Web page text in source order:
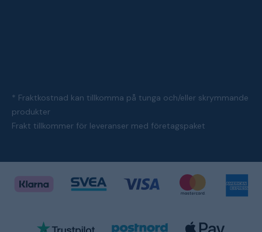
* Fraktkostnad kan tillkomma på tunga och/eller skrymmande
produkter
Frakt tillkommer för leveranser med företagspaket